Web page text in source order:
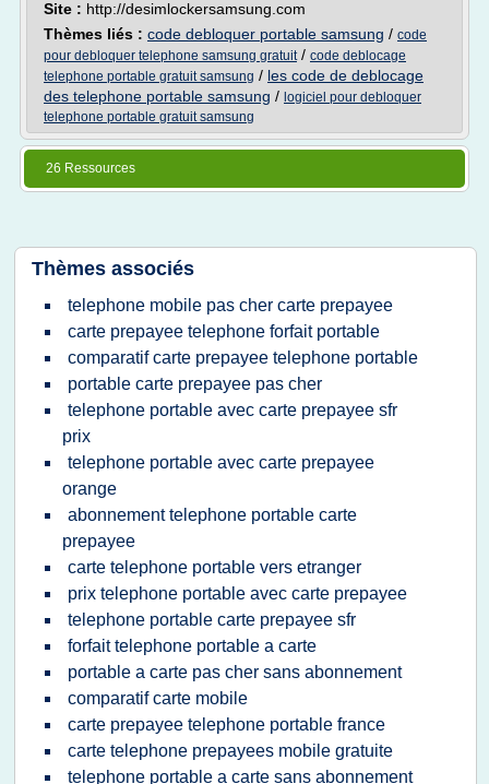
Site : http://desimlockersamsung.com
Thèmes liés : code debloquer portable samsung / code
pour debloquer telephone samsung gratuit/ code deblocage
telephone portable gratuit samsung / les code de deblocage
des telephone portable samsung / logiciel pour debloquer
telephone portable gratuit samsung
26 Ressources
Thèmes associés
telephone mobile pas cher carte prepayee
carte prepayee telephone forfait portable
comparatif carte prepayee telephone portable
portable carte prepayee pas cher
telephone portable avec carte prepayee sfr
prix
telephone portable avec carte prepayee
orange
abonnement telephone portable carte
prepayee
carte telephone portable vers etranger
prix telephone portable avec carte prepayee
telephone portable carte prepayee sfr
forfait telephone portable a carte
portable a carte pas cher sans abonnement
comparatif carte mobile
carte prepayee telephone portable france
carte telephone prepayees mobile gratuite
telephone portable a carte sans abonnement